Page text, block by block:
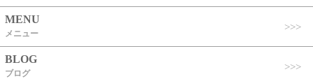
MENU
メニュー
BLOG
ブログ